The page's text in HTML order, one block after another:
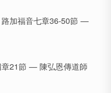
加福音七章36-50節 —
21節 — 陳弘恩傳道師